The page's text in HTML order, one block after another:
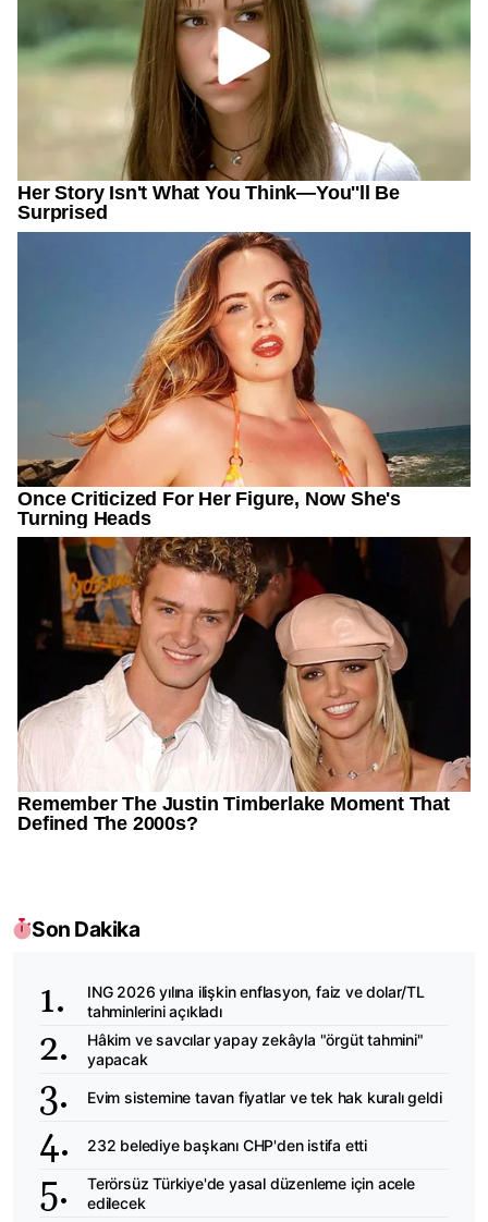
Son Dakika
ING 2026 yılına ilişkin enflasyon, faiz ve dolar/TL
tahminlerini açıkladı
Hâkim ve savcılar yapay zekâyla "örgüt tahmini"
yapacak
Evim sistemine tavan fiyatlar ve tek hak kuralı geldi
232 belediye başkanı CHP'den istifa etti
Terörsüz Türkiye'de yasal düzenleme için acele
edilecek